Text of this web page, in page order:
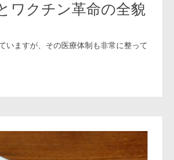
ワクチン革命の全貌
いますが、その医療体制も非常に整って